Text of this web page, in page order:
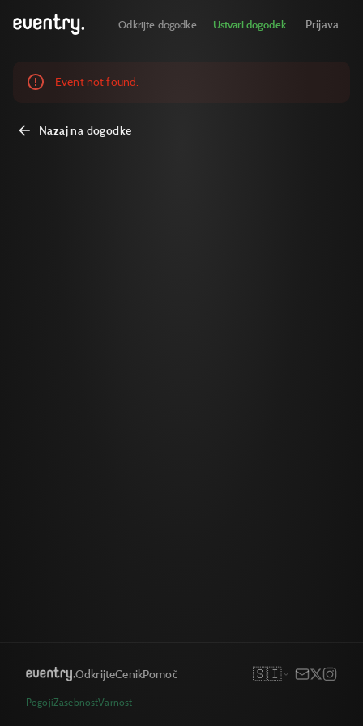
Odkrijte dogodke Ustvari dogodek Prijava
Event not found.
Nazaj na dogodke
OdkrijteCenikPomoč 🇸🇮
PogojiZasebnostVarnost